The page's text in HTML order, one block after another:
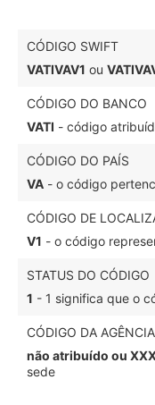
CÓDIGO SWIFT
VATIVAV1 ou
CÓDIGO DO BANCO
VATI - código
CÓDIGO DO PAÍS
VA - o código
CÓDIGO DE
V1 - o código
STATUS DO CÓDIGO
1 - 1 significa que o
CÓDIGO DA AGÊNCIA
não atribuído ou
sede